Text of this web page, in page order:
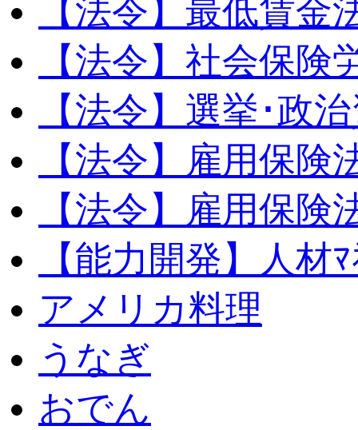
【法令】最低賃金
【法令】社会保険
【法令】選挙･政
【法令】雇用保険
【法令】雇用保険
【能力開発】人材
アメリカ料理
うなぎ
おでん